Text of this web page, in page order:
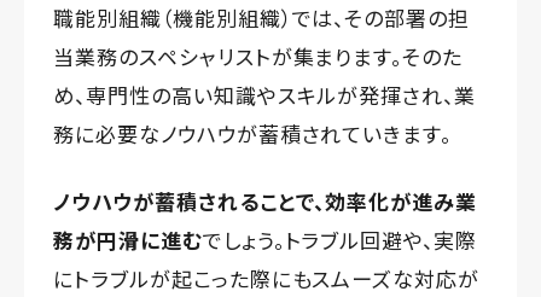
職能別組織（機能別組織）では、その部署の担
当業務のスペシャリストが集まります。そのた
め、専門性の高い知識やスキルが発揮され、業
務に必要なノウハウが蓄積されていきます。
ノウハウが蓄積されることで、効率化が進み業
務が円滑に進むでしょう。トラブル回避や、実際
にトラブルが起こった際にもスムーズな対応が